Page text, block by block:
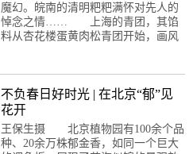
魔幻。皖南的清明粑粑满怀对先人的
悼念之情…… 上海的青团，其馅
料从杏花楼蛋黄肉松青团开始，画风
不负春日好时光 | 在北京“郁”见
花开
王保生摄 北京植物园有100余个品
种、20余万株郁金香，如同一个巨大